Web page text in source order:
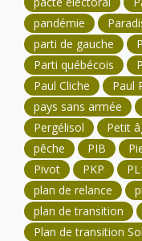
pandémie
parti de gauche
Parti québécois
Paul Cliche
Paul
pays sans armée
Pergélisol
Petit
pêche
PIB
Pivot
PKP
plan de relance
plan de transition
Plan de transition